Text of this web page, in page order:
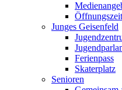
Junges Geisenfeld
Ferienpass
Skaterplatz
Senioren